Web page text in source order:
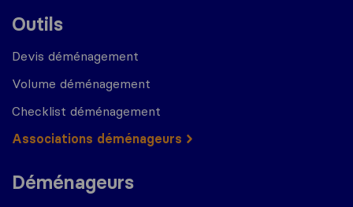
Outils
Devis déménagement
Volume déménagement
Checklist déménagement
Associations déménageurs
Déménageurs